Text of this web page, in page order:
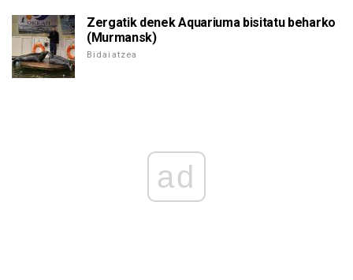
Zergatik denek Aquariuma bisitatu beharko
(Murmansk)
Bidaiatzea
ad